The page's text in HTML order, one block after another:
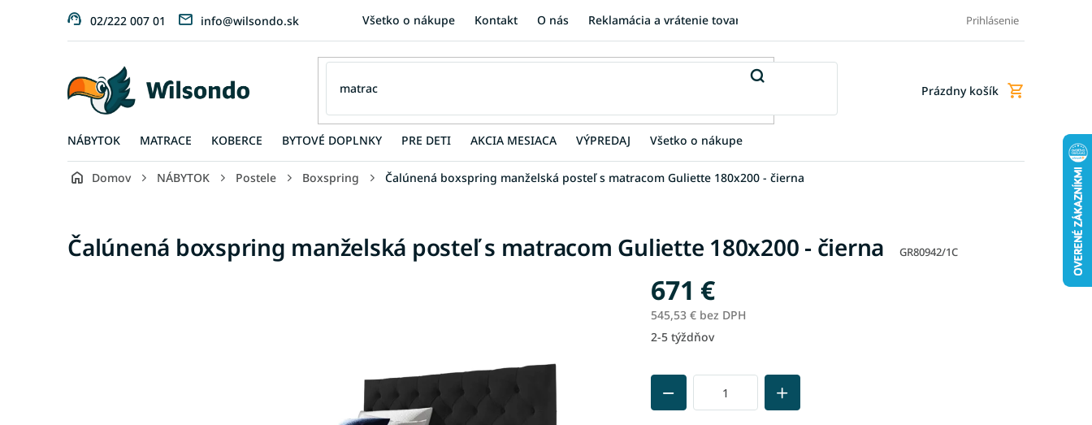
02/222 007 01 info@wilsondo.sk Všetko o nákupe Kontakt O nás Reklamácia a vrátenie tovaru FAQ - Najčastejšie otázky
Prihlásenie
Nákupný
Prázdny košík
NÁBYTOK MATRACE KOBERCE BYTOVÉ DOPLNKY PRE DETI AKCIA MESIACA VÝPREDAJ Všetko o nákupe
Domov NÁBYTOK Postele Boxspring Čalúnená boxspring manželská posteľ s matracom Guliette 180x200 - čierna
Čalúnená boxspring manželská posteľ s matracom Guliette 180x200 - čierna GR80942/1C
671 €
545,53 € bez DPH
Jednotková
2-5 týždňov